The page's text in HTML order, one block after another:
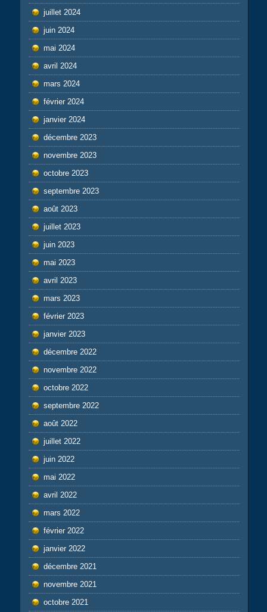
juillet 2024
juin 2024
mai 2024
avril 2024
mars 2024
février 2024
janvier 2024
décembre 2023
novembre 2023
octobre 2023
septembre 2023
août 2023
juillet 2023
juin 2023
mai 2023
avril 2023
mars 2023
février 2023
janvier 2023
décembre 2022
novembre 2022
octobre 2022
septembre 2022
août 2022
juillet 2022
juin 2022
mai 2022
avril 2022
mars 2022
février 2022
janvier 2022
décembre 2021
novembre 2021
octobre 2021